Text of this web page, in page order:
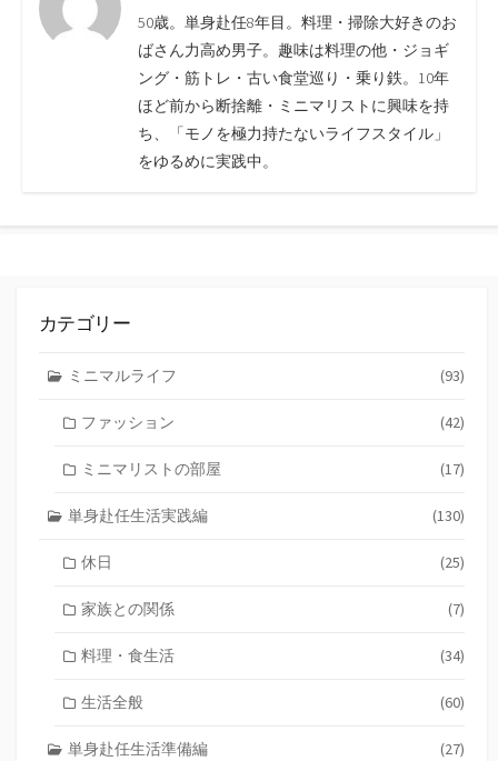
50歳。単身赴任8年目。料理・掃除大好きのお
ばさん力高め男子。趣味は料理の他・ジョギ
ング・筋トレ・古い食堂巡り・乗り鉄。10年
ほど前から断捨離・ミニマリストに興味を持
ち、「モノを極力持たないライフスタイル」
をゆるめに実践中。
カテゴリー
ミニマルライフ (93)
ファッション (42)
ミニマリストの部屋 (17)
単身赴任生活実践編 (130)
休日 (25)
家族との関係 (7)
料理・食生活 (34)
生活全般 (60)
単身赴任生活準備編 (27)